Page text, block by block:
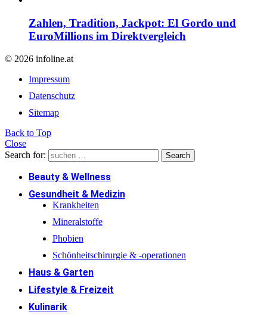
Zahlen, Tradition, Jackpot: El Gordo und
EuroMillions im Direktvergleich
© 2026 infoline.at
Impressum
Datenschutz
Sitemap
Back to Top
Close
Search for:
Search
Beauty & Wellness
Gesundheit & Medizin
Krankheiten
Mineralstoffe
Phobien
Schönheitschirurgie & -operationen
Haus & Garten
Lifestyle & Freizeit
Kulinarik